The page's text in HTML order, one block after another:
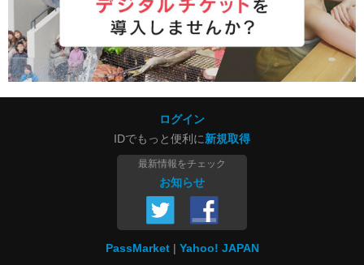
ログイン
IDでもっと便利に新規取得
最新情報をチェック
お知らせ
PassMarket Yahoo! JAPAN